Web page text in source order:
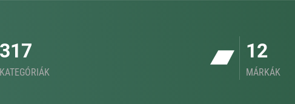
317
KATEGÓRIÁK
12
MÁRKÁK